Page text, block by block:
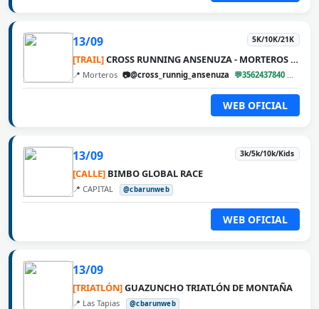
13/09 5K/10K/21K
[TRAIL]CROSS RUNNING ANSENUZA - MORTEROS 2026
📍 Morteros 📷@cross_runnig_ansenuza 💬3562437840
WEB OFICIAL
13/09 3k/5k/10k/Kids
[CALLE] BIMBO GLOBAL RACE
📍 CAPITAL @cbarunweb
WEB OFICIAL
13/09
[TRIATLÓN]GUAZUNCHO TRIATLÓN DE MONTAÑA
📍 Las Tapias @cbarunweb